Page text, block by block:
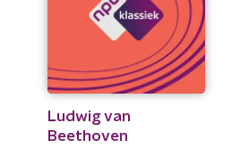
Ludwig van
Beethoven